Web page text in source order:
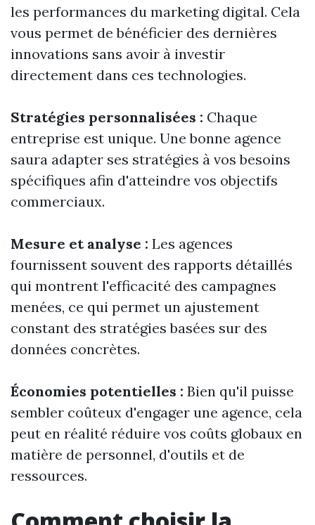
les performances du marketing digital. Cela
vous permet de bénéficier des dernières
innovations sans avoir à investir
directement dans ces technologies.
Stratégies personnalisées : Chaque
entreprise est unique. Une bonne agence
saura adapter ses stratégies à vos besoins
spécifiques afin d'atteindre vos objectifs
commerciaux.
Mesure et analyse : Les agences
fournissent souvent des rapports détaillés
qui montrent l'efficacité des campagnes
menées, ce qui permet un ajustement
constant des stratégies basées sur des
données concrètes.
Économies potentielles : Bien qu'il puisse
sembler coûteux d'engager une agence, cela
peut en réalité réduire vos coûts globaux en
matière de personnel, d'outils et de
ressources.